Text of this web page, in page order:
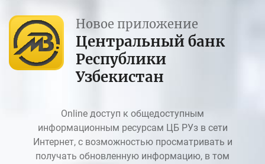
Новое приложение
Центральный банк
Республики
Узбекистан
Online доступ к общедоступным
информационным ресурсам ЦБ РУз в сети
Интернет, с возможностью просматривать и
получать обновленную информацию, в том